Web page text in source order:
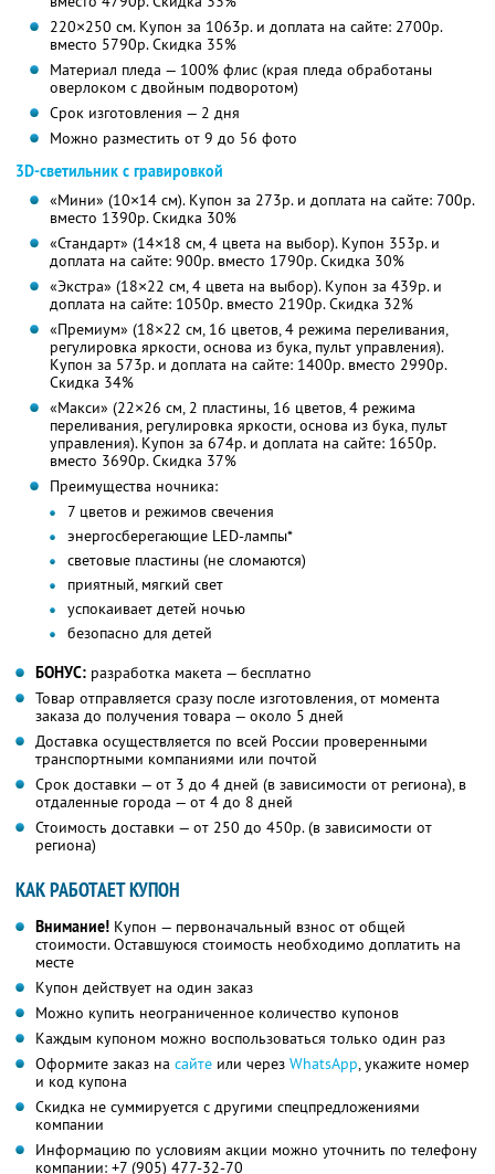
220×250 см. Купон за 1063р. и доплата на сайте: 2700р.
вместо 5790р.Скидка 35%
Материал пледа — 100% флис (края пледа обработаны
оверлоком с двойным подворотом)
Срок изготовления — 2 дня
Можно разместить от 9 до 56 фото
3D-светильник с гравировкой
«Мини» (10×14 см). Купон за 273р. и доплата на сайте: 700р.
вместо 1390р.Скидка 30%
«Стандарт» (14×18 см, 4 цвета на выбор). Купон 353р. и
доплата на сайте: 900р. вместо 1790р.Скидка 30%
«Экстра» (18×22 см, 4 цвета на выбор). Купон за 439р. и
доплата на сайте: 1050р. вместо 2190р.Скидка 32%
«Премиум» (18×22 см, 16 цветов, 4 режима переливания,
регулировка яркости, основа из бука, пульт управления).
Купон за 573р. и доплата на сайте: 1400р. вместо 2990р.
Скидка 34%
«Макси» (22×26 см, 2 пластины, 16 цветов, 4 режима
переливания, регулировка яркости, основа из бука, пульт
управления). Купон за 674р. и доплата на сайте: 1650р.
вместо 3690р.Скидка 37%
Преимущества ночника:
7 цветов и режимов свечения
энергосберегающие LED-лампы*
световые пластины (не сломаются)
приятный, мягкий свет
успокаивает детей ночью
безопасно для детей
БОНУС: разработка макета — бесплатно
Товар отправляется сразу после изготовления, от момента
заказа до получения товара — около 5 дней
Доставка осуществляется по всей России проверенными
транспортными компаниями или почтой
Срок доставки — от 3 до 4 дней (в зависимости от региона), в
отдаленные города — от 4 до 8 дней
Стоимость доставки — от 250 до 450р. (в зависимости от
региона)
КАК РАБОТАЕТ КУПОН
Внимание! Купон — первоначальный взнос от общей
стоимости. Оставшуюся стоимость необходимо доплатить на
месте
Купон действует на один заказ
Можно купить неограниченное количество купонов
Каждым купоном можно воспользоваться только один раз
Оформите заказ на сайте или через WhatsApp, укажите номер
и код купона
Скидка не суммируется с другими спецпредложениями
компании
Информацию по условиям акции можно уточнить по телефону
компании: +7 (905) 477-32-70